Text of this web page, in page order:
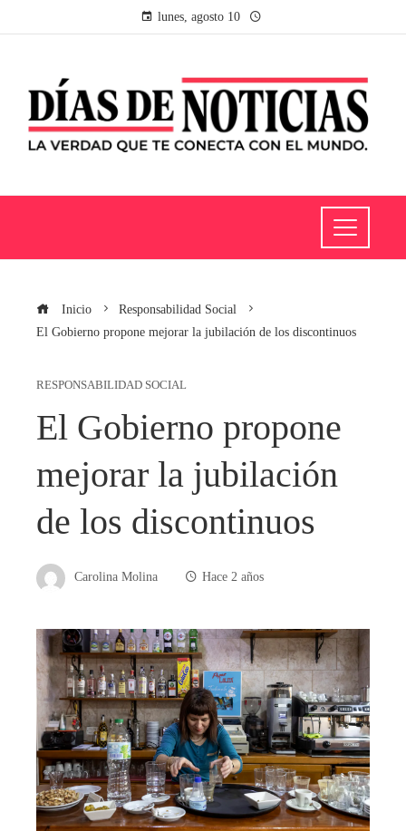
lunes, agosto 10
Inicio
Responsabilidad Social
El Gobierno propone mejorar la jubilación de los discontinuos
RESPONSABILIDAD SOCIAL
El Gobierno propone
mejorar la jubilación
de los discontinuos
Carolina Molina Hace 2 años